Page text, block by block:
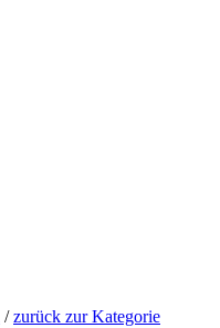
/zurück zur Kategorie